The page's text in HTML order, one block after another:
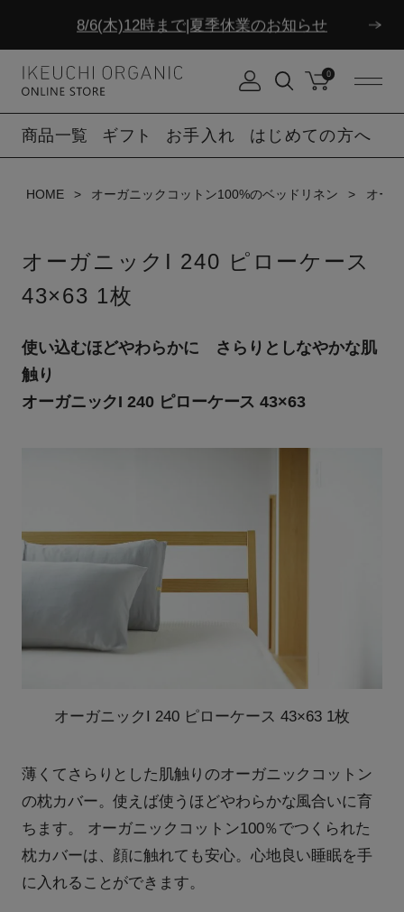
8/6(木)12時まで|夏季休業のお知らせ0
商品一覧 ギフト お手入れ はじめての方へ
HOME オーガニックコットン100%のベッドリネン オー
オーガニックI 240 ピローケース
43×63 1枚
使い込むほどやわらかに さらりとしなやかな肌
触り
オーガニックI 240 ピローケース 43×63
オーガニックI 240 ピローケース 43×63 1枚
薄くてさらりとした肌触りのオーガニックコットン
の枕カバー。使えば使うほどやわらかな風合いに育
ちます。 オーガニックコットン100％でつくられた
枕カバーは、顔に触れても安心。心地良い睡眠を手
に入れることができます。